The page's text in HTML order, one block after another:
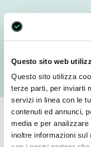
Questo sito web
Questo sito utilizza
terze parti, per inviarti
servizi in linea con le
contenuti ed annunci,
media e per
inoltre informazioni
13 Dicembre 2022
VACCINO
Da oggi presso la
somministrazione del